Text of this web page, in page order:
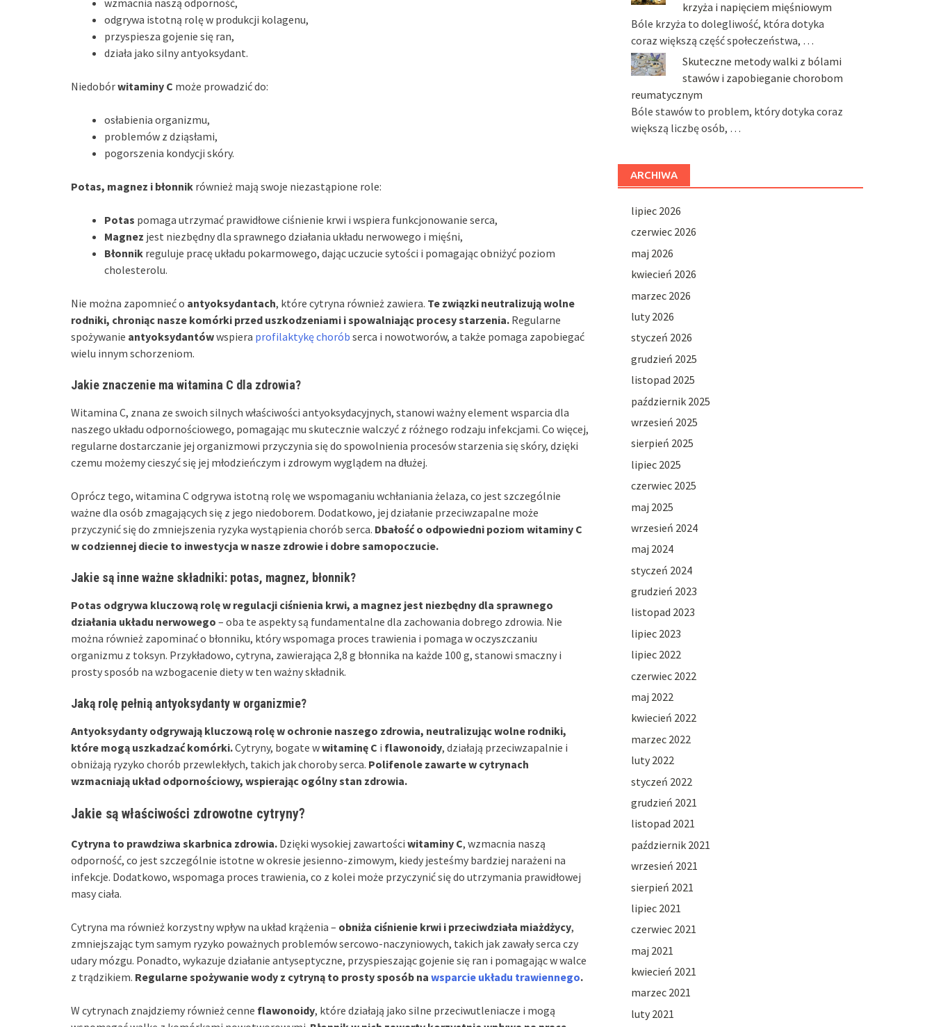
odgrywa istotną rolę w produkcji kolagenu,
przyspiesza gojenie się ran,
działa jako silny antyoksydant.
Niedobórwitaminy C może prowadzić do:
osłabienia organizmu,
problemów z dziąsłami,
pogorszenia kondycji skóry.
Potas, magnez i błonnik również mają swoje niezastąpione role:
Potas pomaga utrzymać prawidłowe ciśnienie krwi i wspiera funkcjonowanie serca,
Magnez jest niezbędny dla sprawnego działania układu nerwowego i mięśni,
Błonnik reguluje pracę układu pokarmowego, dając uczucie sytości i pomagając obniżyć poziom
cholesterolu.
Nie można zapomnieć o antyoksydantach, które cytryna również zawiera. Te związki neutralizują wolne
rodniki, chroniąc nasze komórki przed uszkodzeniami i spowalniając procesy starzenia. Regularne
spożywanie antyoksydantówwspiera profilaktykę chorób serca i nowotworów, a także pomaga zapobiegać
wielu innym schorzeniom.
Jakie znaczenie ma witamina C dla zdrowia?
Witamina C, znana ze swoich silnych właściwości antyoksydacyjnych, stanowi ważny element wsparcia dla
naszego układu odpornościowego, pomagając mu skutecznie walczyć z różnego rodzaju infekcjami. Co więcej,
regularne dostarczanie jej organizmowi przyczynia się do spowolnienia procesów starzenia się skóry, dzięki
czemu możemy cieszyć się jej młodzieńczym i zdrowym wyglądem na dłużej.
Oprócz tego, witamina C odgrywa istotną rolę we wspomaganiu wchłaniania żelaza, co jest szczególnie
ważne dla osób zmagających się z jego niedoborem. Dodatkowo, jej działanie przeciwzapalne może
przyczynić się do zmniejszenia ryzyka wystąpienia chorób serca. Dbałość o odpowiedni poziom witaminy C
w codziennej diecie to inwestycja w nasze zdrowie i dobre samopoczucie.
Jakie są inne ważne składniki: potas, magnez, błonnik?
Potas odgrywa kluczową rolę w regulacji ciśnienia krwi, a magnez jest niezbędny dla sprawnego
działania układu nerwowego – oba te aspekty są fundamentalne dla zachowania dobrego zdrowia. Nie
można również zapominać o błonniku, który wspomaga proces trawienia i pomaga w oczyszczaniu
organizmu z toksyn. Przykładowo, cytryna, zawierająca 2,8 g błonnika na każde 100 g, stanowi smaczny i
prosty sposób na wzbogacenie diety w ten ważny składnik.
Jaką rolę pełnią antyoksydanty w organizmie?
Antyoksydanty odgrywają kluczową rolę w ochronie naszego zdrowia, neutralizując wolne rodniki,
które mogą uszkadzać komórki.Cytryny, bogate wwitaminę C i flawonoidy, działają przeciwzapalnie i
obniżają ryzyko chorób przewlekłych, takich jak choroby serca. Polifenole zawarte w cytrynach
wzmacniają układ odpornościowy, wspierając ogólny stan zdrowia.
Jakie są właściwości zdrowotne cytryny?
Cytryna to prawdziwa skarbnica zdrowia. Dzięki wysokiej zawartości witaminy C, wzmacnia naszą
odporność, co jest szczególnie istotne w okresie jesienno-zimowym, kiedy jesteśmy bardziej narażeni na
infekcje. Dodatkowo, wspomaga proces trawienia, co z kolei może przyczynić się do utrzymania prawidłowej
masy ciała.
Cytryna ma również korzystny wpływ na układ krążenia – obniża ciśnienie krwi i przeciwdziała miażdżycy,
zmniejszając tym samym ryzyko poważnych problemów sercowo-naczyniowych, takich jak zawały serca czy
udary mózgu. Ponadto, wykazuje działanie antyseptyczne, przyspieszając gojenie się ran i pomagając w walce
z trądzikiem. Regularne spożywanie wody z cytryną to prosty sposób na wsparcie układu trawiennego.
W cytrynach znajdziemy również cenne flawonoidy, które działają jako silne przeciwutleniacze i mogą
krzyża i napięciem mięśniowym
Bóle krzyża to dolegliwość, która dotyka
coraz większą część społeczeństwa, …
Skuteczne metody walki z bólami
stawów i zapobieganie chorobom
reumatycznym
Bóle stawów to problem, który dotyka coraz
większą liczbę osób, …
ARCHIWA
lipiec 2026
czerwiec 2026
maj 2026
kwiecień 2026
marzec 2026
luty 2026
styczeń 2026
grudzień 2025
listopad 2025
październik 2025
wrzesień 2025
sierpień 2025
lipiec 2025
czerwiec 2025
maj 2025
wrzesień 2024
maj 2024
styczeń 2024
grudzień 2023
listopad 2023
lipiec 2023
lipiec 2022
czerwiec 2022
maj 2022
kwiecień 2022
marzec 2022
luty 2022
styczeń 2022
grudzień 2021
listopad 2021
październik 2021
wrzesień 2021
sierpień 2021
lipiec 2021
czerwiec 2021
maj 2021
kwiecień 2021
marzec 2021
luty 2021